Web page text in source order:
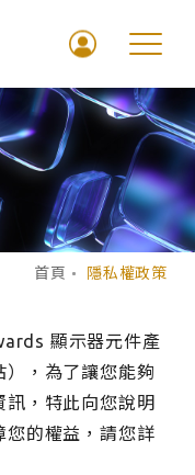
首頁 隱私權政策
顯示器元件產
），為了讓您能夠
，特此向您說明
您的權益，請您詳